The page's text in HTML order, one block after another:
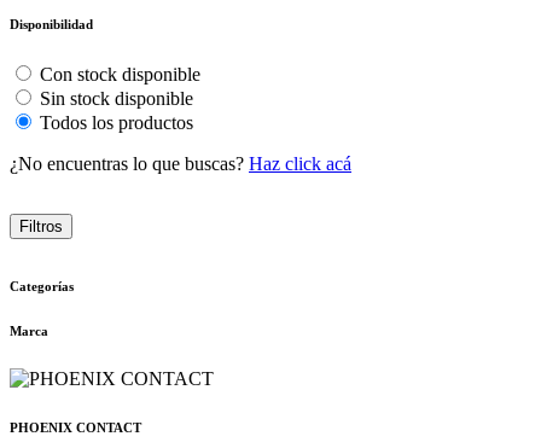
Disponibilidad
Con stock disponible
Sin stock disponible
Todos los productos
¿No encuentras lo que buscas? Haz click acá
Filtros
Categorías
Marca
PHOENIX CONTACT